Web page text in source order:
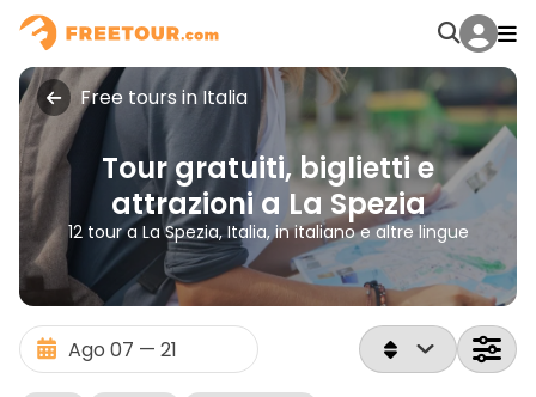
Free tours in Italia
Tour gratuiti, biglietti e
attrazioni a La Spezia
12 tour a La Spezia, Italia, in italiano e altre lingue